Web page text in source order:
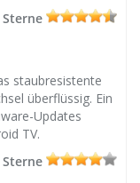
staubresistente
überflüssig. Ein
Updates
TV.